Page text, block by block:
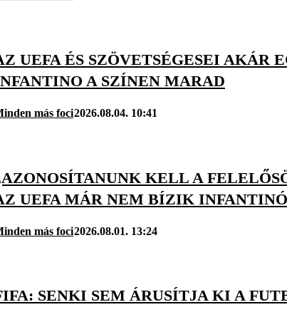
UEFA ÉS SZÖVETSÉGESEI AKÁR
A SZÍNEN MARAD
más foci2026.08.04. 10:41
KELL A
UEFA MÁR NEM BÍZIK
más foci2026.08.01. 13:24
SENKI SEM ÁRUSÍTJA KI A